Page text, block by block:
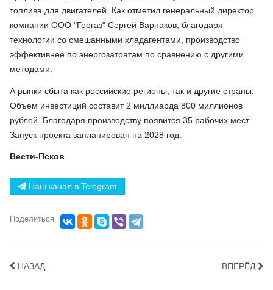
топлива для двигателей. Как отметил генеральный директор
компании ООО "Геогаз" Сергей Варнаков, благодаря
технологии со смешанными хладагентами, производство
эффективнее по энергозатратам по сравнению с другими
методами.
А рынки сбыта как российские регионы, так и другие страны.
Объем инвестиций составит 2 миллиарда 800 миллионов
рублей. Благодаря производству появится 35 рабочих мест.
Запуск проекта запланирован на 2028 год.
Вести-Псков
Наш канал в Telegram
Поделиться
НАЗАД ВПЕРЁД